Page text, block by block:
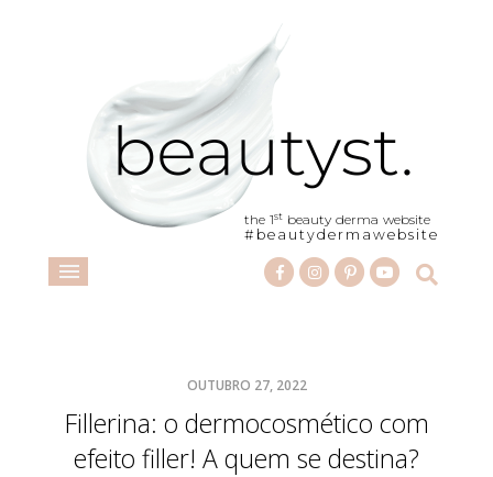
the 1st beauty derma website
#beautydermawebsite
OUTUBRO 27, 2022
Fillerina: o dermocosmético com
efeito filler! A quem se destina?